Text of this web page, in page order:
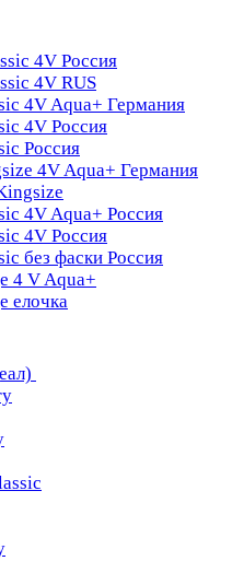
4V Россия
4V RUS
4V Aqua+ Германия
4V Россия
Россия
4V Aqua+ Германия
4V Aqua+ Россия
4V Россия
без фаски Россия
4 V Aqua+
елочка